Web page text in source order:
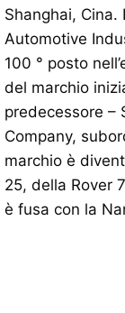
Shanghai, Cina.
Automotive
100 ° posto
del marchio
predecessore –
Company,
marchio è
25, della Rover
è fusa con la